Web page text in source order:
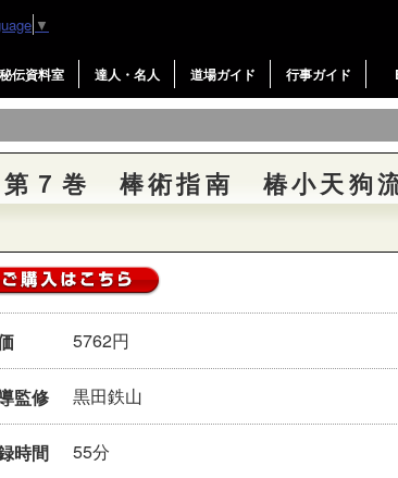
秘伝資料室 達人・名人 道場ガイド 行事ガイド
▼
７巻 棒術指南 椿小天狗流
5762円
監修 黒田鉄山
時間 55分